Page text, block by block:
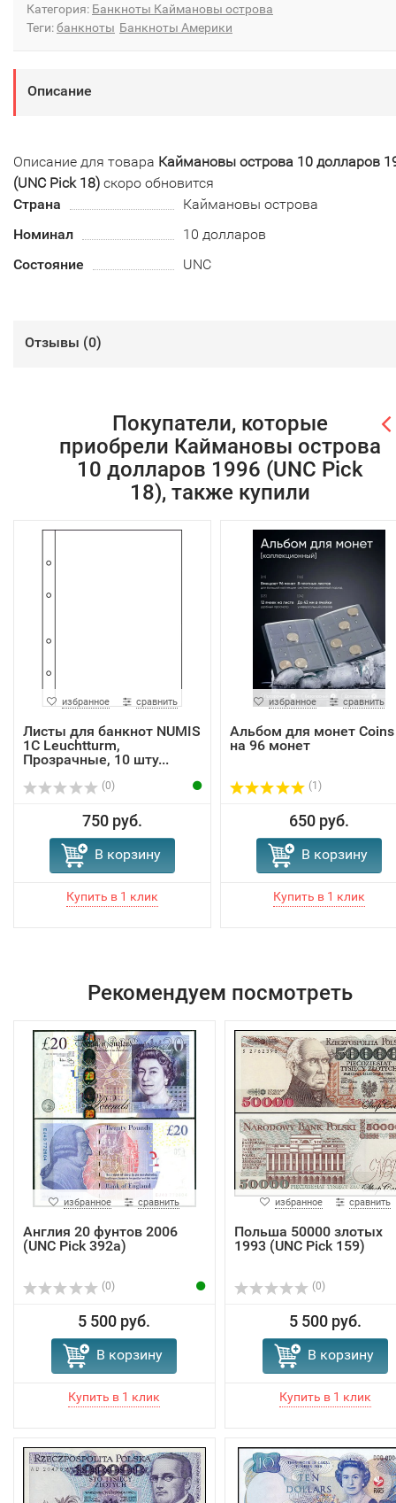
Категория: Банкноты Каймановы острова
Теги:банкноты Банкноты Америки
Описание
Описание для товара Каймановы острова 10 долларов
(UNC Pick 18) скоро обновится
Страна
Каймановы острова
Номинал
10 долларов
Состояние
UNC
Отзывы (0)
Покупатели, которые
приобрели Каймановы острова
10 долларов 1996 (UNC Pick
18), также купили
избранное сравнить
Листы для банкнот NUMIS
1C Leuchtturm,
Прозрачные, 10 шту...
(0)
750 руб.
В корзину
избранное сравнить
Альбом для монет Coins
на 96 монет
(1)
650 руб.
В корзину
Рекомендуем посмотреть
избранное сравнить
Англия 20 фунтов 2006
(UNC Pick 392a)
(0)
5 500 руб.
В корзину
избранное сравнить
Польша 50000 злотых
1993 (UNC Pick 159)
(0)
5 500 руб.
В корзину